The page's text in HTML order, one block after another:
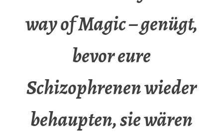
way of Magic – genügt,
bevor eure
Schizophrenen wieder
behaupten, sie wären